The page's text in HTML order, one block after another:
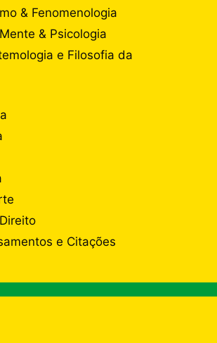
& Fenomenologia
& Psicologia
e Filosofia da
e Citações